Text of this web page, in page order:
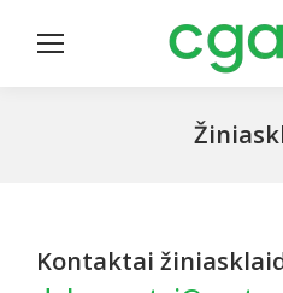
Kontaktai